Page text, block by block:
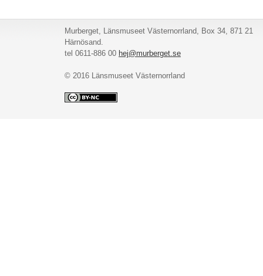
Murberget, Länsmuseet Västernorrland, Box 34, 871 21
Härnösand.
tel 0611-886 00 hej@murberget.se
© 2016 Länsmuseet Västernorrland